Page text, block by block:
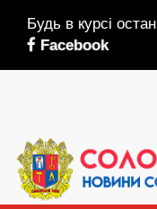
Будь в курсі
Facebook